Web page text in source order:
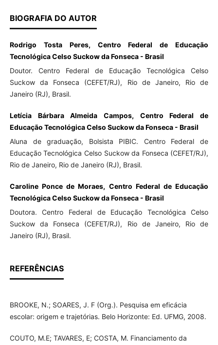
BIOGRAFIA DO AUTOR
Rodrigo Tosta Peres, Centro Federal de Educação
Tecnológica Celso Suckow da Fonseca - Brasil
Doutor. Centro Federal de Educação Tecnológica Celso
Suckow da Fonseca (CEFET/RJ), Rio de Janeiro, Rio de
Janeiro (RJ), Brasil.
Letícia Bárbara Almeida Campos, Centro Federal de
Educação Tecnológica Celso Suckow da Fonseca - Brasil
Aluna de graduação, Bolsista PIBIC. Centro Federal de
Educação Tecnológica Celso Suckow da Fonseca (CEFET/RJ),
Rio de Janeiro, Rio de Janeiro (RJ), Brasil.
Caroline Ponce de Moraes, Centro Federal de Educação
Tecnológica Celso Suckow da Fonseca - Brasil
Doutora. Centro Federal de Educação Tecnológica Celso
Suckow da Fonseca (CEFET/RJ), Rio de Janeiro, Rio de
Janeiro (RJ), Brasil.
REFERÊNCIAS
BROOKE, N.; SOARES, J. F (Org.). Pesquisa em eficácia
escolar: origem e trajetórias. Belo Horizonte: Ed. UFMG, 2008.
COUTO, M.E; TAVARES, E; COSTA, M. Financiamento da